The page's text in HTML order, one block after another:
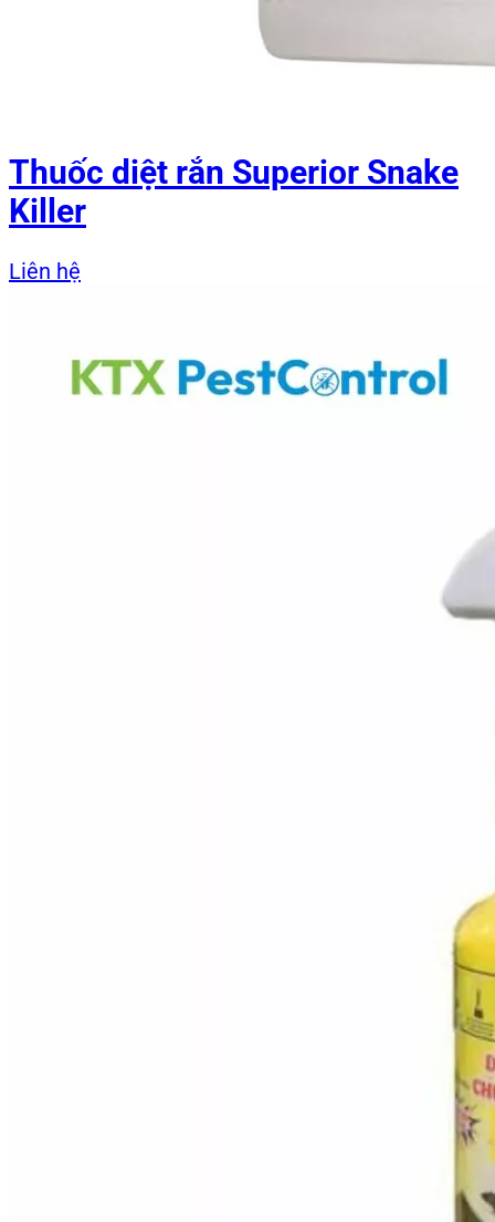
Thuốc diệt rắn Superior Snake
Killer
Liên hệ